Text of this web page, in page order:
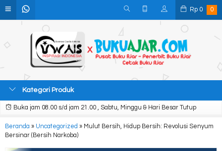
Rp 0 0
Kategori Produk
Buka jam 08.00 s/d jam 21.00 , Sabtu, Minggu & Hari Besar Tutup
Beranda » Uncategorized » Mulut Bersih, Hidup Bersih: Revolusi Senyum
Bersinar (Bersih Narkoba)